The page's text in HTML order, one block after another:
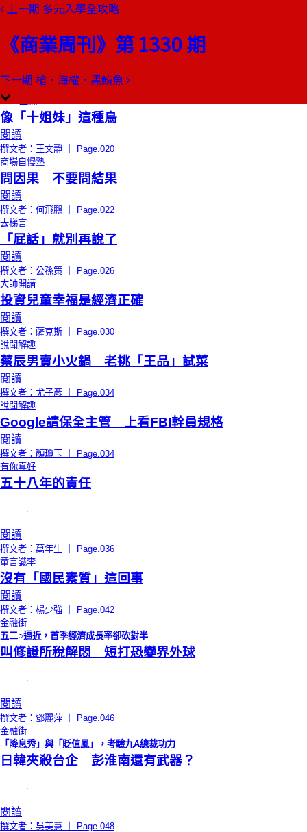
上一期 多元入學全攻略
《商業周刊》第 1330 期
下一期 槍．海權．黑鮪魚
本期目錄
限時免費編者的話
找出路的人
閱讀
撰文者：張毅君 ｜ Page.018
CEO上線
像「十姐妹」這種鳥
閱讀
撰文者：王文靜 ｜ Page.020
商場自慢塾
問因果 不要問結果
閱讀
撰文者：何飛鵬 ｜ Page.022
去梯言
「屁話」就別再說了
閱讀
撰文者：公孫策 ｜ Page.026
大師開講
投資兒童幸福是經濟正確
閱讀
撰文者：薩克斯 ｜ Page.030
說聞解趣
蔡辰男賣小火鍋 老挑「王品」試菜
閱讀
撰文者：尤子彥 ｜ Page.034
說聞解趣
Google請保全主管 上看FBI幹員規格
閱讀
撰文者：顏瓊玉 ｜ Page.034
有你真好
五十八年的責任
閱讀
撰文者：萬年生 ｜ Page.036
童言識李
沒有「國民素質」這回事
閱讀
撰文者：楊少強 ｜ Page.042
金融街
五二○逼近，首季經濟成長率卻砍對半
叫修證所稅解悶 短打恐變界外球
閱讀
撰文者：鄧麗萍 ｜ Page.046
金融街
「降息秀」與「貶值風」，考驗九A總裁功力
日韓夾殺台企 彭淮南還有武器？
閱讀
撰文者：吳美慧 ｜ Page.048